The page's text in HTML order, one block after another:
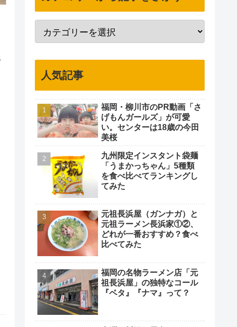
人気記事
福岡・柳川市のPR動画「さ
げもんガールズ」が可愛
い。センターは18歳の今田
美桜
九州限定インスタント袋麺
「うまかっちゃん」5種類
を食べ比べてランキングし
てみた
元祖長浜屋（ガンナガ）と
元祖ラーメン長浜家①②、
どれが一番おすすめ？食べ
比べてみた
福岡の名物ラーメン店「元
祖長浜屋」の独特なコール
『ベタ』『ナマ』って？